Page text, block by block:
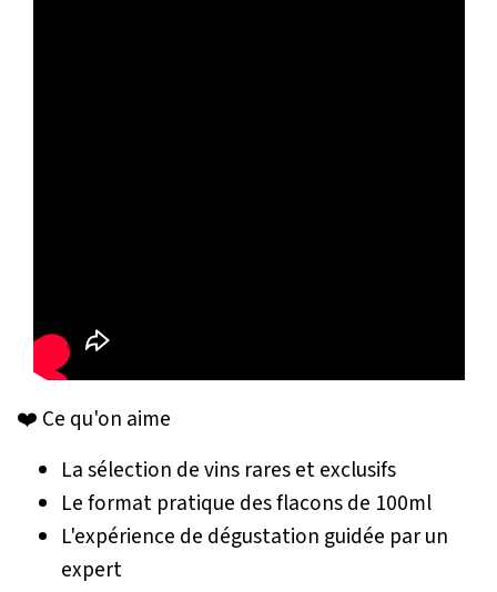
❤️ Ce qu'on aime
La sélection de vins rares et exclusifs
Le format pratique des flacons de 100ml
L'expérience de dégustation guidée par un
expert